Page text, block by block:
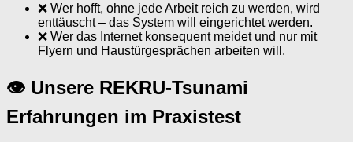
❌ Wer hofft, ohne jede Arbeit reich zu werden, wird
enttäuscht – das System will eingerichtet werden.
❌ Wer das Internet konsequent meidet und nur mit
Flyern und Haustürgesprächen arbeiten will.
👁 Unsere REKRU-Tsunami
Erfahrungen im Praxistest